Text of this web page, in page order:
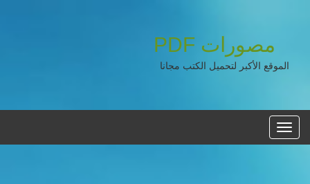
مصورات PDF
الموقع الأكبر لتحميل الكتب مجانا
القائمه
الرئيسية